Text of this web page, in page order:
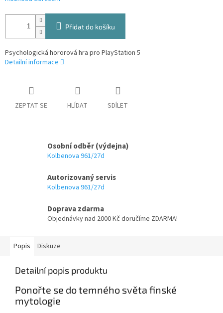
Přidat do košíku
Psychologická hororová hra pro PlayStation 5
Detailní informace
ZEPTAT SE HLÍDAT SDÍLET
Osobní odběr (výdejna)
Kolbenova 961/27d
Autorizovaný servis
Kolbenova 961/27d
Doprava zdarma
Objednávky nad 2000 Kč doručíme ZDARMA!
Popis Diskuze
Detailní popis produktu
Ponořte se do temného světa finské
mytologie